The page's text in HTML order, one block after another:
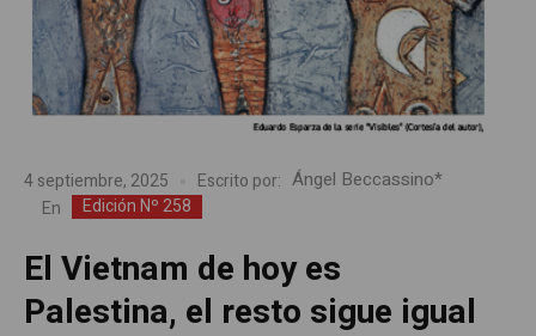
4 septiembre, 2025 Escrito por: Ángel Beccassino*
En Edición Nº 258
El Vietnam de hoy es
Palestina, el resto sigue igual